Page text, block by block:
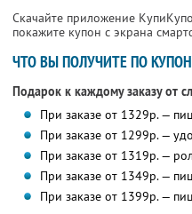
Скачайте приложение
покажите купон с экрана
ЧТО ВЫ ПОЛУЧИТЕ ПО
Подарок к каждому заказу от
При заказе от 1329р. —
При заказе от 1299р. —
При заказе от 1319р. —
При заказе от 1349р. —
При заказе от 1399р. —